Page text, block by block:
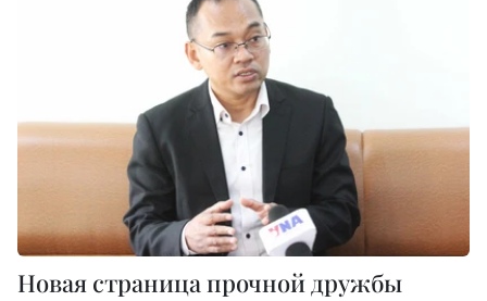
Новая страница прочной дружбы